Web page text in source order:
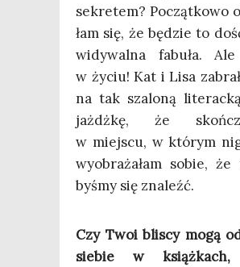
sekre­tem? Począt­ko­wo
łam się, że będzie to
wi­dy­wal­na fabu­ła.
w życiu! Kat i Lisa
na tak sza­lo­ną
jażdż­kę, że
w miej­scu, w któ­rym
wyobra­ża­łam sobie, że
by­śmy się znaleźć.
Czy Twoi bli­scy mogą
sie­bie w